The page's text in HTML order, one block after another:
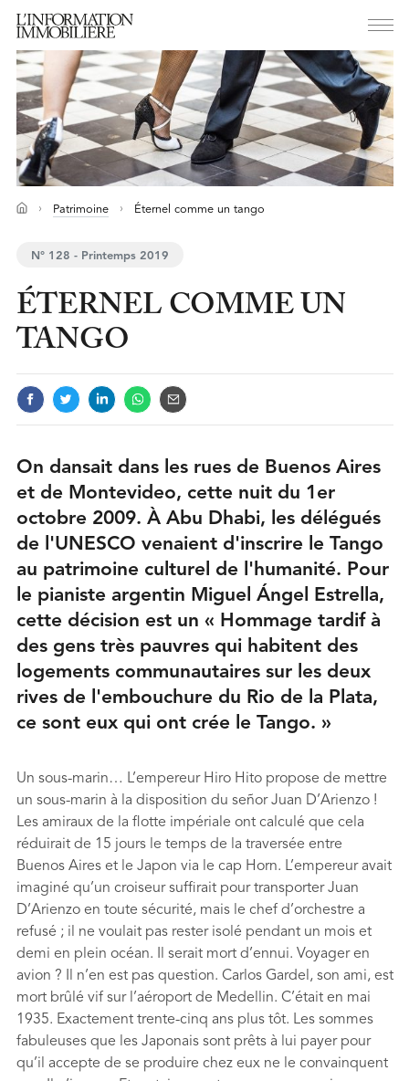
Patrimoine Éternel comme un tango
N° 128 - Printemps 2019
ÉTERNEL COMME UN
TANGO
On dansait dans les rues de Buenos Aires
et de Montevideo, cette nuit du 1er
octobre 2009. À Abu Dhabi, les délégués
de l'UNESCO venaient d'inscrire le Tango
au patrimoine culturel de l'humanité. Pour
le pianiste argentin Miguel Ángel Estrella,
cette décision est un « Hommage tardif à
des gens très pauvres qui habitent des
logements communautaires sur les deux
rives de l'embouchure du Rio de la Plata,
ce sont eux qui ont crée le Tango. »
Un sous-marin… L’empereur Hiro Hito propose de mettre
un sous-marin à la disposition du señor Juan D’Arienzo !
Les amiraux de la ﬂotte impériale ont calculé que cela
réduirait de 15 jours le temps de la traversée entre
Buenos Aires et le Japon via le cap Horn. L’empereur avait
imaginé qu’un croiseur sufﬁrait pour transporter Juan
D’Arienzo en toute sécurité, mais le chef d’orchestre a
refusé ; il ne voulait pas rester isolé pendant un mois et
demi en plein océan. Il serait mort d’ennui. Voyager en
avion ? Il n’en est pas question. Carlos Gardel, son ami, est
mort brûlé vif sur l’aéroport de Medellin. C’était en mai
1935. Exactement trente-cinq ans plus tôt. Les sommes
fabuleuses que les Japonais sont prêts à lui payer pour
qu’il accepte de se produire chez eux ne le convainquent